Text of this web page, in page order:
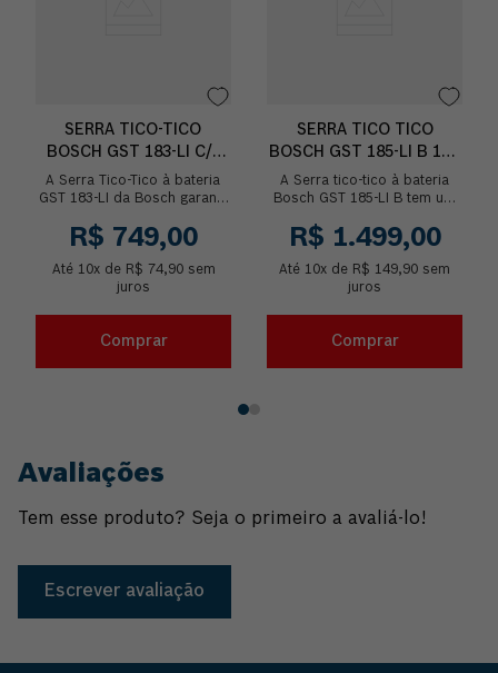
SERRA TICO-TICO
BOSCH GST 183-LI C/1
LÂMINA SEM BATERIA
A Serra Tico-Tico à bateria
GST 183-LI da Bosch garante
de corte graças ao seu
sistema mecânic...
R$ 749,00
Até 10x de R$ 74,90sem
juros
Comprar
SERRA TICO TICO
BOSCH GST 185-LI B 18V
BRUSHLESS SEM
BATERIA
A Serra tico-tico à bateria
Bosch GST 185-LI B tem um
desempenho potente com
seu motor Brushl...
R$ 1.499,00
Até 10x de R$ 149,90 sem
juros
Comprar
Avaliações
Tem esse produto? Seja o primeiro a avaliá-lo!
Escrever avaliação